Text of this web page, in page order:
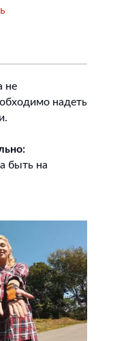
не
надеть
быть на